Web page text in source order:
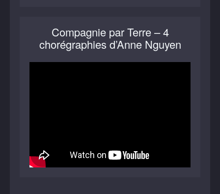
Compagnie par Terre – 4
chorégraphies d’Anne Nguyen